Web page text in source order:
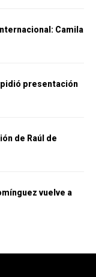
Camila
presentación
de Raúl de
vuelve a